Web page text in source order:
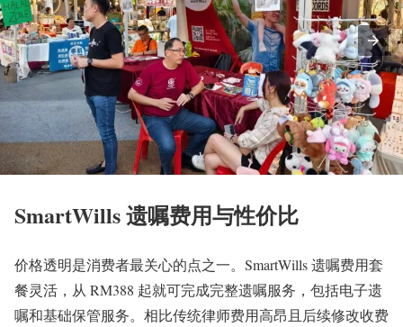
SmartWills 遗嘱费用与性价比
价格透明是消费者最关心的点之一。SmartWills 遗嘱费用套
餐灵活，从 RM388 起就可完成完整遗嘱服务，包括电子遗
嘱和基础保管服务。相比传统律师费用高昂且后续修改收费